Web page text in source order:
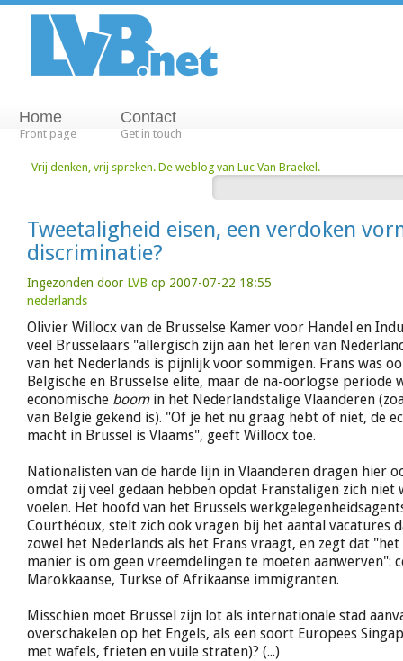
Home
Front page
Contact
Get in touch
Vrij denken, vrij spreken. De weblog van Luc Van Braekel.
Tweetaligheid eisen, een verdoken
discriminatie?
Ingezonden door LVB op 2007-07-22 18:55
nederlands
Olivier Willocx van de Brusselse Kamer voor Handel en
veel Brusselaars "allergisch zijn aan het leren van
van het Nederlands is pijnlijk voor sommigen. Frans was
Belgische en Brusselse elite, maar de na-oorlogse periode
economische boomin het Nederlandstalige Vlaanderen
van België gekend is). "Of je het nu graag hebt of niet, de
macht in Brussel is Vlaams", geeft Willocx toe.
Nationalisten van de harde lijn in Vlaanderen dragen hier
omdat zij veel gedaan hebben opdat Franstaligen zich niet
voelen. Het hoofd van het Brussels
Courthéoux, stelt zich ook vragen bij het aantal vacatures
zowel het Nederlands als het Frans vraagt, en zegt dat
manier is om geen vreemdelingen te moeten aanwerven":
Marokkaanse, Turkse of Afrikaanse immigranten.
Misschien moet Brussel zijn lot als internationale stad
overschakelen op het Engels, als een soort Europees
met wafels, frieten en vuile straten)? (...)